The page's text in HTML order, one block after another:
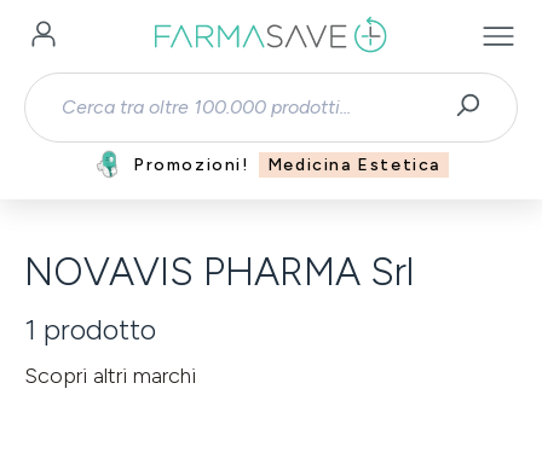
Passa al contenuto principale
Promozioni! Medicina Estetica
NOVAVIS PHARMA Srl
1 prodotto
Scopri altri marchi